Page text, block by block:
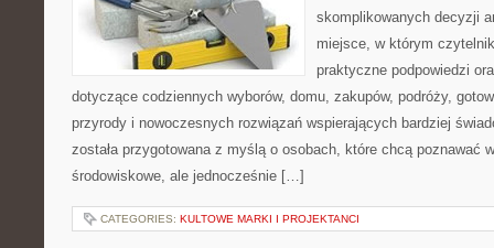
skomplikowanych decyzji
miejsce, w którym
praktyczne podpowiedzi
dotyczące codziennych wyborów, domu, zakupów, podróży,
przyrody i nowoczesnych rozwiązań wspierających bardziej
została przygotowana z myślą o osobach, które chcą poznawać
środowiskowe, ale jednocześnie […]
CATEGORIES: KULTOWE MARKI I PROJEKTANCI